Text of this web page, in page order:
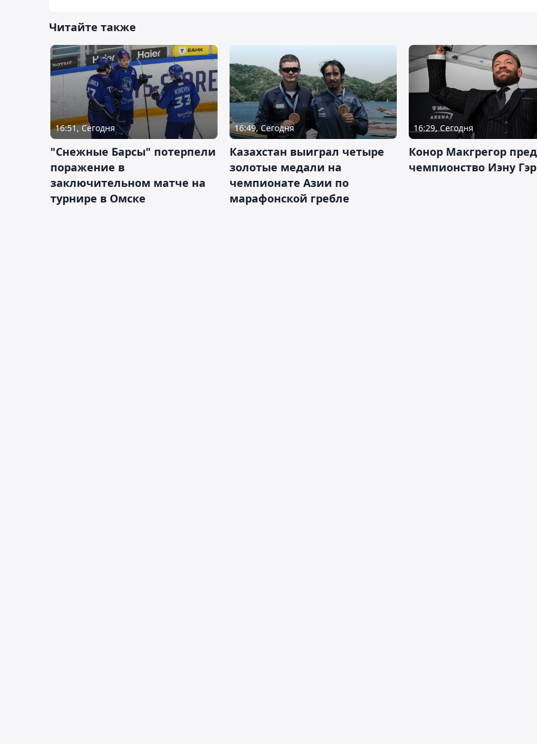
Читайте также
16:51, Сегодня
"Снежные Барсы" потерпели
поражение в
заключительном матче на
турнире в Омске
16:49, Сегодня
Казахстан выиграл четыре
золотые медали на
чемпионате Азии по
марафонской гребле
16:29, Сегодня
Конор Макгрегор
чемпионство Иэну